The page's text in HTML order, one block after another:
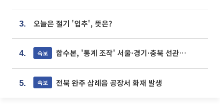
3. 오늘은 절기 '입추', 뜻은?
4. 속보 합수본, '통계 조작' 서울·경기·충북 선관위 등 추가 압수수색
5. 속보 전북 완주 삼례읍 공장서 화재 발생